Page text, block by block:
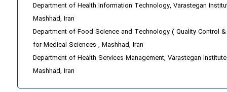
Department of Health Information Technology, Varastegan
Mashhad, Iran
Department of Food Science and Technology ( Quality Control
for Medical Sciences , Mashhad, Iran
Department of Health Services Management, Varastegan
Mashhad, Iran